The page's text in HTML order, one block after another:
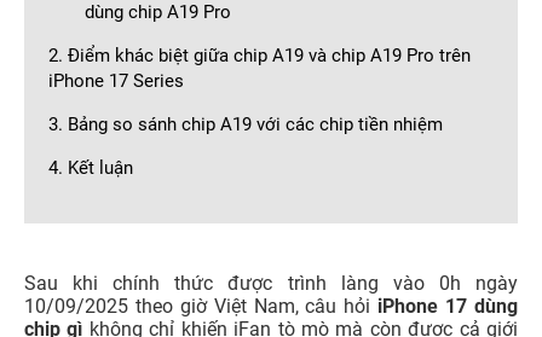
dùng chip A19 Pro
2. Điểm khác biệt giữa chip A19 và chip A19 Pro trên
iPhone 17 Series
3. Bảng so sánh chip A19 với các chip tiền nhiệm
4. Kết luận
Sau khi chính thức được trình làng vào 0h ngày
10/09/2025 theo giờ Việt Nam, câu hỏi iPhone 17 dùng
chip gì không chỉ khiến iFan tò mò mà còn được cả giới